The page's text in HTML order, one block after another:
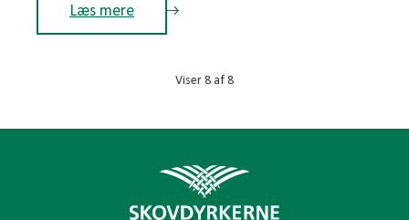
Læs mere
Viser 8 af 8